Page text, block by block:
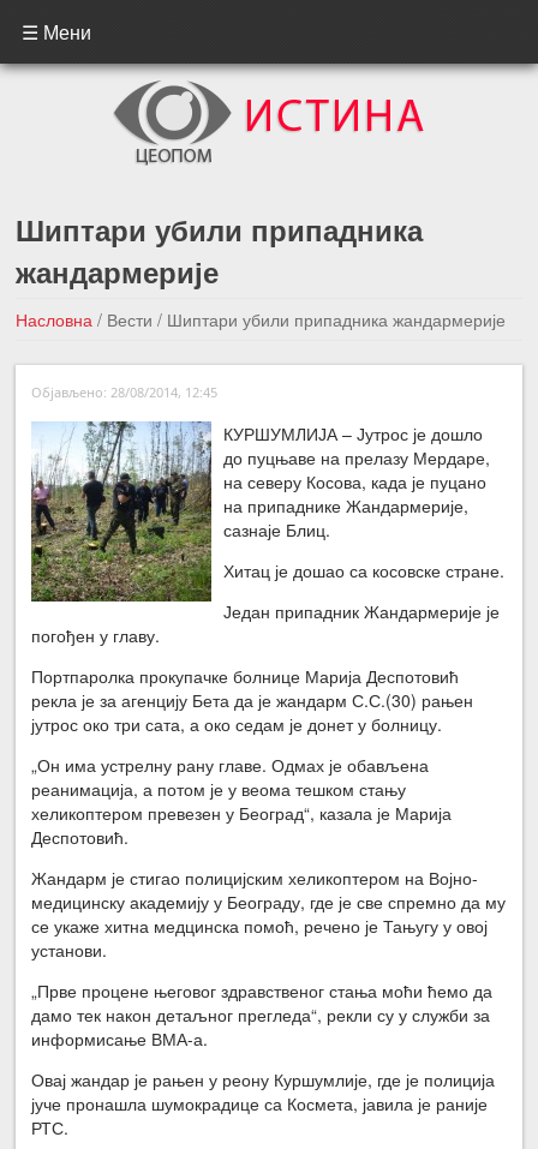
☰ Мени
Шиптари убили припадника
жандармерије
Насловна / Вести/ Шиптари убили припадника жандармерије
←Претходна вест
Следећа вест →
Објављено: 28/08/2014, 12:45
КУРШУМЛИЈА – Јутрос је дошло
до пуцњаве на прелазу Мердаре,
на северу Косова, када је пуцано
на припаднике Жандармерије,
сазнаје Блиц.
Хитац је дошао са косовске стране.
Један припадник Жандармерије је
погођен у главу.
Портпаролка прокупачке болнице Марија Деспотовић
рекла је за агенцију Бета да је жандарм С.С.(30) рањен
јутрос око три сата, а око седам је донет у болницу.
„Он има устрелну рану главе. Одмах је обављена
реанимација, а потом је у веома тешком стању
хеликоптером превезен у Београд“, казала је Марија
Деспотовић.
Жандарм је стигао полицијским хеликоптером на Војно-
медицинску академију у Београду, где је све спремно да му
се укаже хитна медцинска помоћ, речено је Тањугу у овој
установи.
„Прве процене његовог здравственог стања моћи ћемо да
дамо тек након детаљног прегледа“, рекли су у служби за
информисање ВМА-а.
Овај жандар је рањен у реону Куршумлије, где је полиција
јуче пронашла шумокрадице са Космета, јавила је раније
РТС.